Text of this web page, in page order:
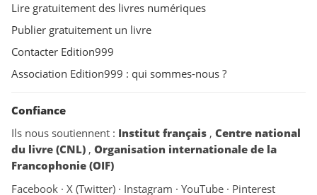
Lire gratuitement des livres numériques
Publier gratuitement un livre
Contacter Edition999
Association Edition999 : qui sommes-nous ?
Confiance
Ils nous soutiennent : Institut français , Centre national
du livre (CNL) , Organisation internationale de la
Francophonie (OIF)
Facebook · X (Twitter) · Instagram · YouTube · Pinterest